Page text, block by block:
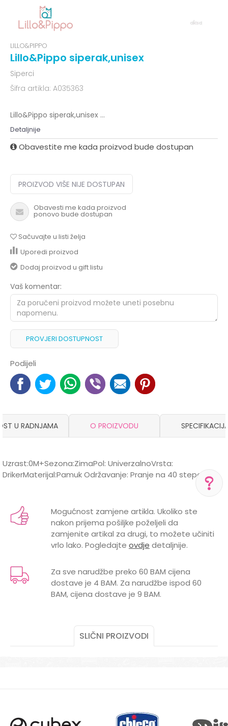
LILLO&PIPPO
Lillo&Pippo siperak,unisex
Siperci
Šifra artikla: A035363
Lillo&Pippo siperak,unisex ...
Detaljnije
Obavestite me kada proizvod bude dostupan
PROIZVOD VIŠE NIJE DOSTUPAN
Obavesti me kada proizvod
ponovo bude dostupan
Sačuvajte u listi želja
Uporedi proizvod
Dodaj proizvod u gift listu
Vaš komentar:
PROVJERI DOSTUPNOST
Podijeli
POMOĆ PRI KUPOVINI
Za više informacija,
pomoć i porudžbine
+387 656-72209
Pon-Subota: 09:00-
15:00h
U RADNJAMA O PROIZVODU
Uzrast:0M+Sezona:ZimaPol: UniverzalnoVrsta:
DrikerMaterijal:Pamuk Održavanje: Pranje na 40 stepeni
Kategorija
Siperci
Brend
LILLO&PIPPO
MEHANIZAM
DRIKER
POL
UNISEX
DRIKER
Email
Mogućnost zamjene artikla. Ukoliko ste
nakon prijema pošiljke poželjeli da
zamjenite artikal za drugi, to možete učiniti
vrlo lako. Pogledajte ovdje detaljnije.
Za sve narudžbe preko 60 BAM cijena
dostave je 4 BAM. Za narudžbe ispod 60
BAM, cijena dostave je 9 BAM.
SLIČNI PROIZVODI